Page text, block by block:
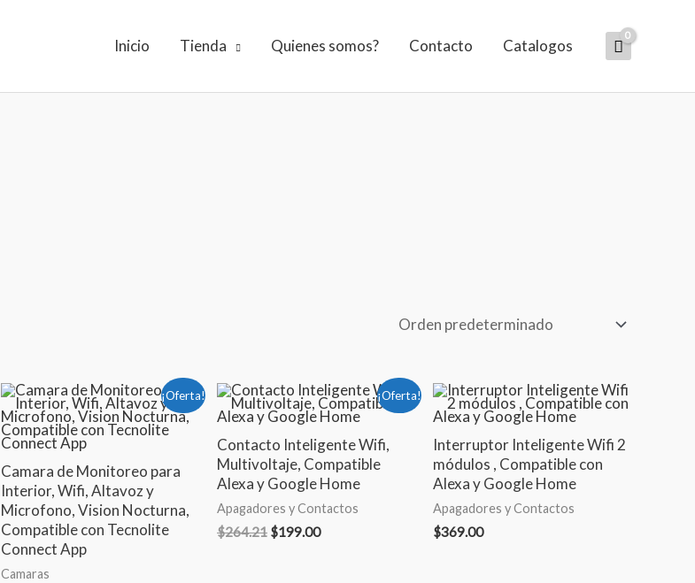
Inicio Tienda Quienes somos? Contacto Catalogos
¡Oferta!
Camara de Monitoreo para
Interior, Wifi, Altavoz y
Microfono, Vision Nocturna,
Compatible con Tecnolite
Connect App
Camaras
El
precio
original
era:
El
precio
actual
¡Oferta!
Contacto Inteligente Wifi,
Multivoltaje, Compatible
Alexa y Google Home
Apagadores y Contactos
$264.21
El
precio
original
era:
$264.21.
$199.00
El
precio
actual
es:
$199.00.
Interruptor Inteligente Wifi 2
módulos , Compatible con
Alexa y Google Home
Apagadores y Contactos
$369.00